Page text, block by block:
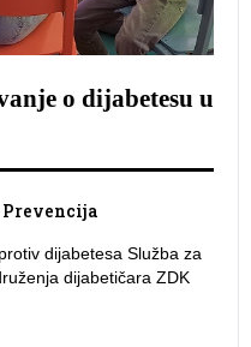
o dijabetesu u
Prevencija
dijabetesa Služba za
dijabetičara ZDK